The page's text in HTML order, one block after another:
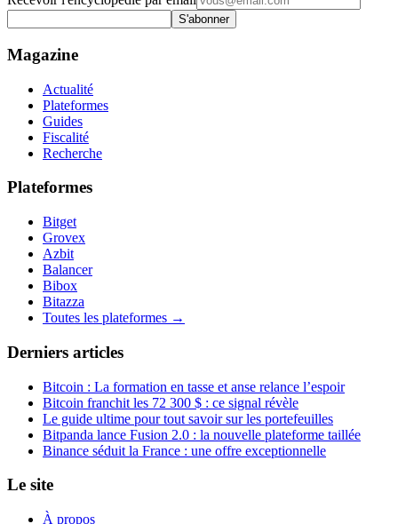
S'abonner
Magazine
Actualité
Plateformes
Guides
Fiscalité
Recherche
Plateformes
Bitget
Grovex
Azbit
Balancer
Bibox
Bitazza
Toutes les plateformes →
Derniers articles
Bitcoin : La formation en tasse et anse relance l’espoir
Bitcoin franchit les 72 300 $ : ce signal révèle
Le guide ultime pour tout savoir sur les portefeuilles
Bitpanda lance Fusion 2.0 : la nouvelle plateforme taillée
Binance séduit la France : une offre exceptionnelle
Le site
À propos